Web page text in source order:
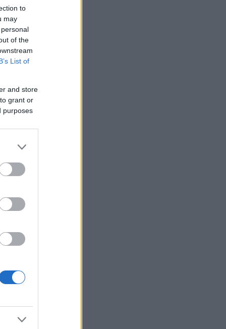
to
may
of the
List of
and store
grant or
purposes